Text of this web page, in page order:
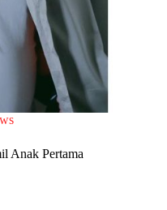
Anak Pertama